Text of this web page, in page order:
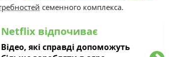
семенного комплекса.
Netflix відпочиває
Відео, які справді допоможуть